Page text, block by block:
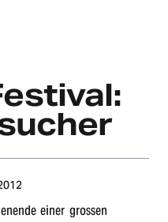
einer gros­sen